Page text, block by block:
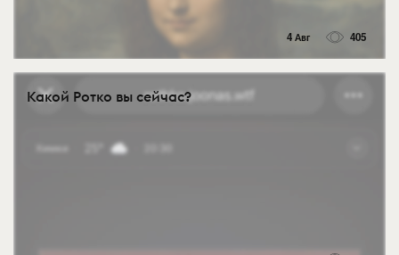
4 Авг 405
Какой Ротко вы сейчас?